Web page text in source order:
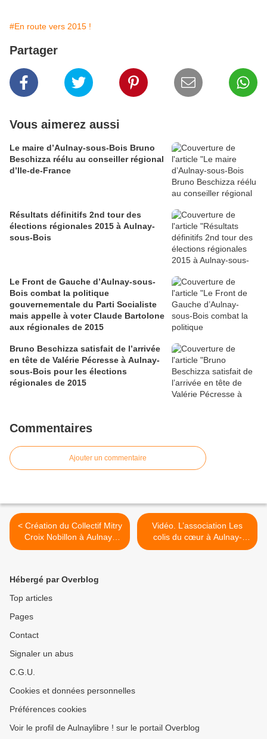
#En route vers 2015 !
Partager
Vous aimerez aussi
Le maire d’Aulnay-sous-Bois Bruno
Beschizza réélu au conseiller régional
d’Ile-de-France
Résultats définitifs 2nd tour des
élections régionales 2015 à Aulnay-
sous-Bois
Le Front de Gauche d’Aulnay-sous-
Bois combat la politique
gouvernementale du Parti Socialiste
mais appelle à voter Claude Bartolone
aux régionales de 2015
Bruno Beschizza satisfait de l’arrivée
en tête de Valérie Pécresse à Aulnay-
sous-Bois pour les élections
régionales de 2015
Commentaires
Ajouter un commentaire
< Création du Collectif Mitry
Croix Nobillon à Aulnay-
sous-Bois
Vidéo. L’association Les
colis du cœur à Aulnay-
sous-Bois présente le bilan
Hébergé par Overblog
Top articles
Pages
Contact
Signaler un abus
C.G.U.
Cookies et données personnelles
Préférences cookies
Voir le profil de Aulnaylibre ! sur le portail Overblog